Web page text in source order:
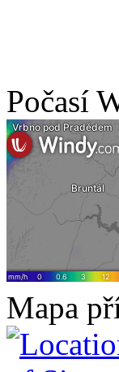
Počasí
Mapa